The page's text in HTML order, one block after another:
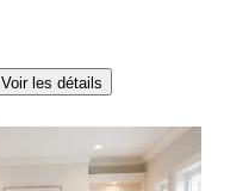
Voir les détails